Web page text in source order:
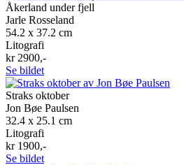
Åkerland under fjell
Jarle Rosseland
54.2 x 37.2 cm
Litografi
kr 2900,-
Se bildet
Straks oktober
Jon Bøe Paulsen
32.4 x 25.1 cm
Litografi
kr 1900,-
Se bildet